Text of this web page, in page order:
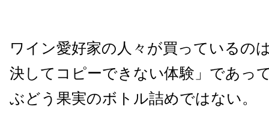
ワイン愛好家の人々が買っているの
決してコピーできない体験」であっ
ぶどう果実のボトル詰めではない。